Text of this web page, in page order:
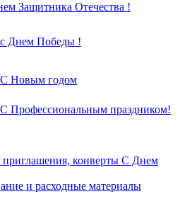
Защитника Отечества !
Днем Победы !
Новым годом
Профессиональным праздником!
конверты С Днем
и расходные материалы